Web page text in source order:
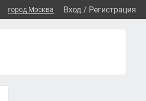
город Москва Вход / Регистрация